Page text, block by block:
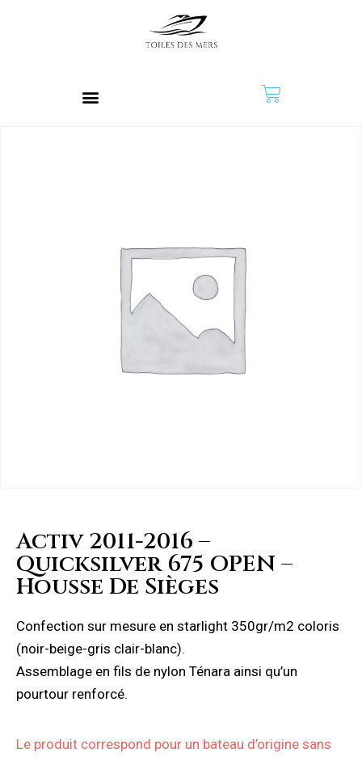
Activ 2011-2016 –
Quicksilver 675 OPEN –
Housse De Sièges
Confection sur mesure en starlight 350gr/m2 coloris
(noir-beige-gris clair-blanc).
Assemblage en fils de nylon Ténara ainsi qu’un
pourtour renforcé.
Le produit correspond pour un bateau d’origine sans